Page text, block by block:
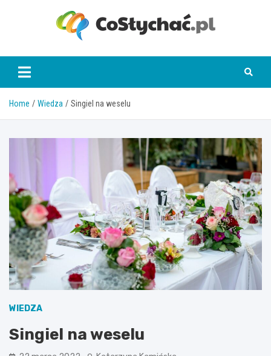
coslychac.pl
Home Wiedza Singiel na weselu
WIEDZA
Singiel na weselu